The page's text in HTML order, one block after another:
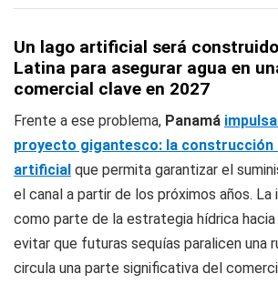
Un lago artificial será
Latina para asegurar agua en
comercial clave en 2027
Frente a ese problema, Panamá
proyecto gigantesco: la construcción
artificial que permita garantizar el
el canal a partir de los próximos años. La
como parte de la estrategia hídrica
evitar que futuras sequías paralicen una
circula una parte significativa del